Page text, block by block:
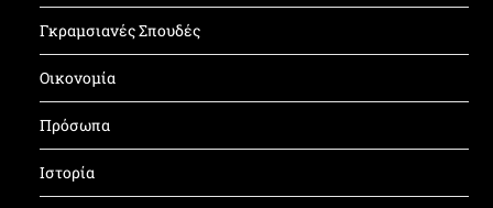
Γκραμσιανές Σπουδές
Οικονομία
Πρόσωπα
Ιστορία